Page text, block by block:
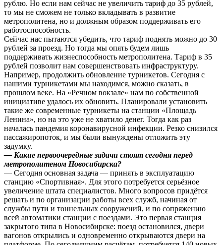
рублю. Но если нам сейчас не увеличить тариф до 35 рублей,
то мы не сможем не только вкладывать в развитие
метрополитена, но и должным образом поддерживать его
работоспособность.
Сейчас нас пытаются убедить, что тариф поднять можно до 30
рублей за проезд. Но тогда мы опять будем лишь
поддерживать жизнеспособность метрополитена. Тариф в 35
рублей позволит нам совершенствовать инфраструктуру.
Например, продолжить обновление турникетов. Сегодня с
нашими турникетами мы находимся, можно сказать, в
прошлом веке. На «Речном вокзале» нам по собственной
инициативе удалось их обновить. Планировали установить
такие же современные турникеты на станции «Площадь
Ленина», но на это уже не хватило денег. Тогда как раз
началась пандемия коронавирусной инфекции. Резко снизился
пассажиропоток, и мы были вынуждены отложить эту
задумку.
— Какие первоочередные задачи стоят сегодня перед
метрополитеном Новосибирска?
— Сегодня основная задача — принять в эксплуатацию
станцию «Спортивная». Для этого потребуется серьёзное
увеличение штата специалистов. Много вопросов придётся
решать и по организации работы всех служб, начиная от
службы пути и тоннельных сооружений, и по сопряжению
всей автоматики станции с поездами. Это первая станция
закрытого типа в Новосибирске: поезд остановился, двери
вагонов открылись и одновременно открываются двери на